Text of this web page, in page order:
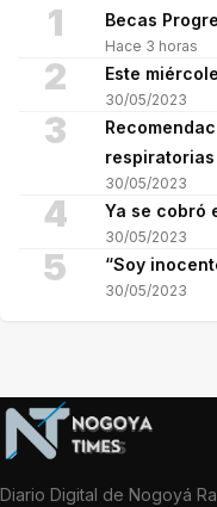
1 Becas
Hace 3 horas
2 Este
30/05/2023
3
respiratorias
30/05/2023
4 Ya se cobró
30/05/2023
5 “Soy
30/05/2023
Diario Digital de Nogoyá